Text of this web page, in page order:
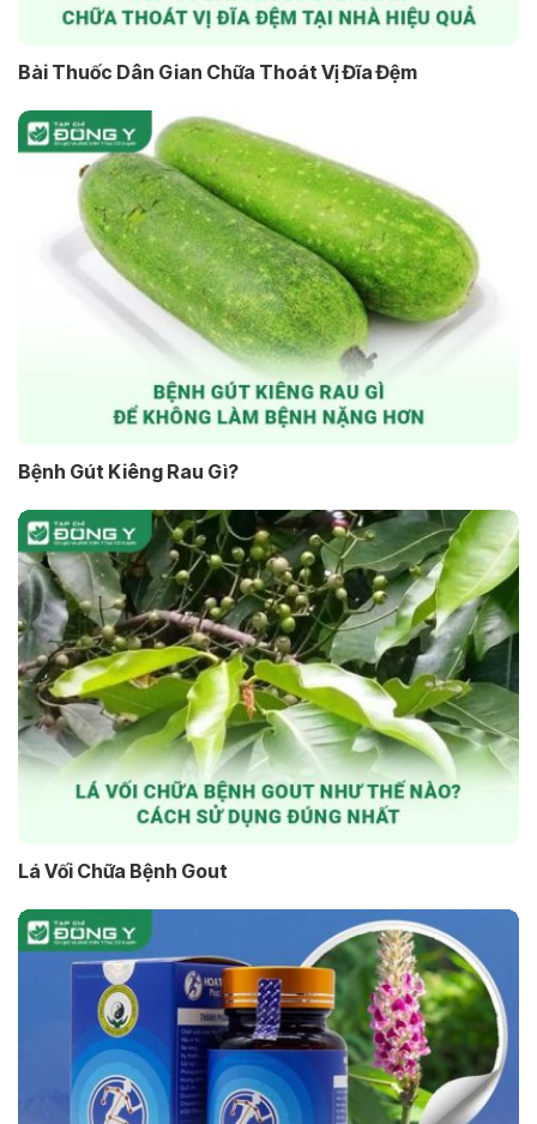
Bài Thuốc Dân Gian Chữa Thoát Vị Đĩa Đệm
Bệnh Gút Kiêng Rau Gì?
Lá Vối Chữa Bệnh Gout